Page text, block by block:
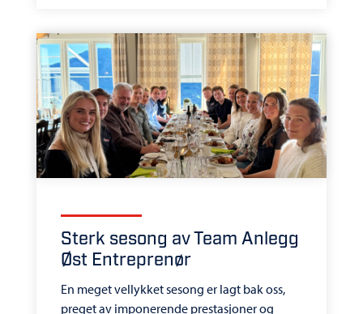
Sterk sesong av Team Anlegg
Øst Entreprenør
En meget vellykket sesong er lagt bak oss,
preget av imponerende prestasjoner og